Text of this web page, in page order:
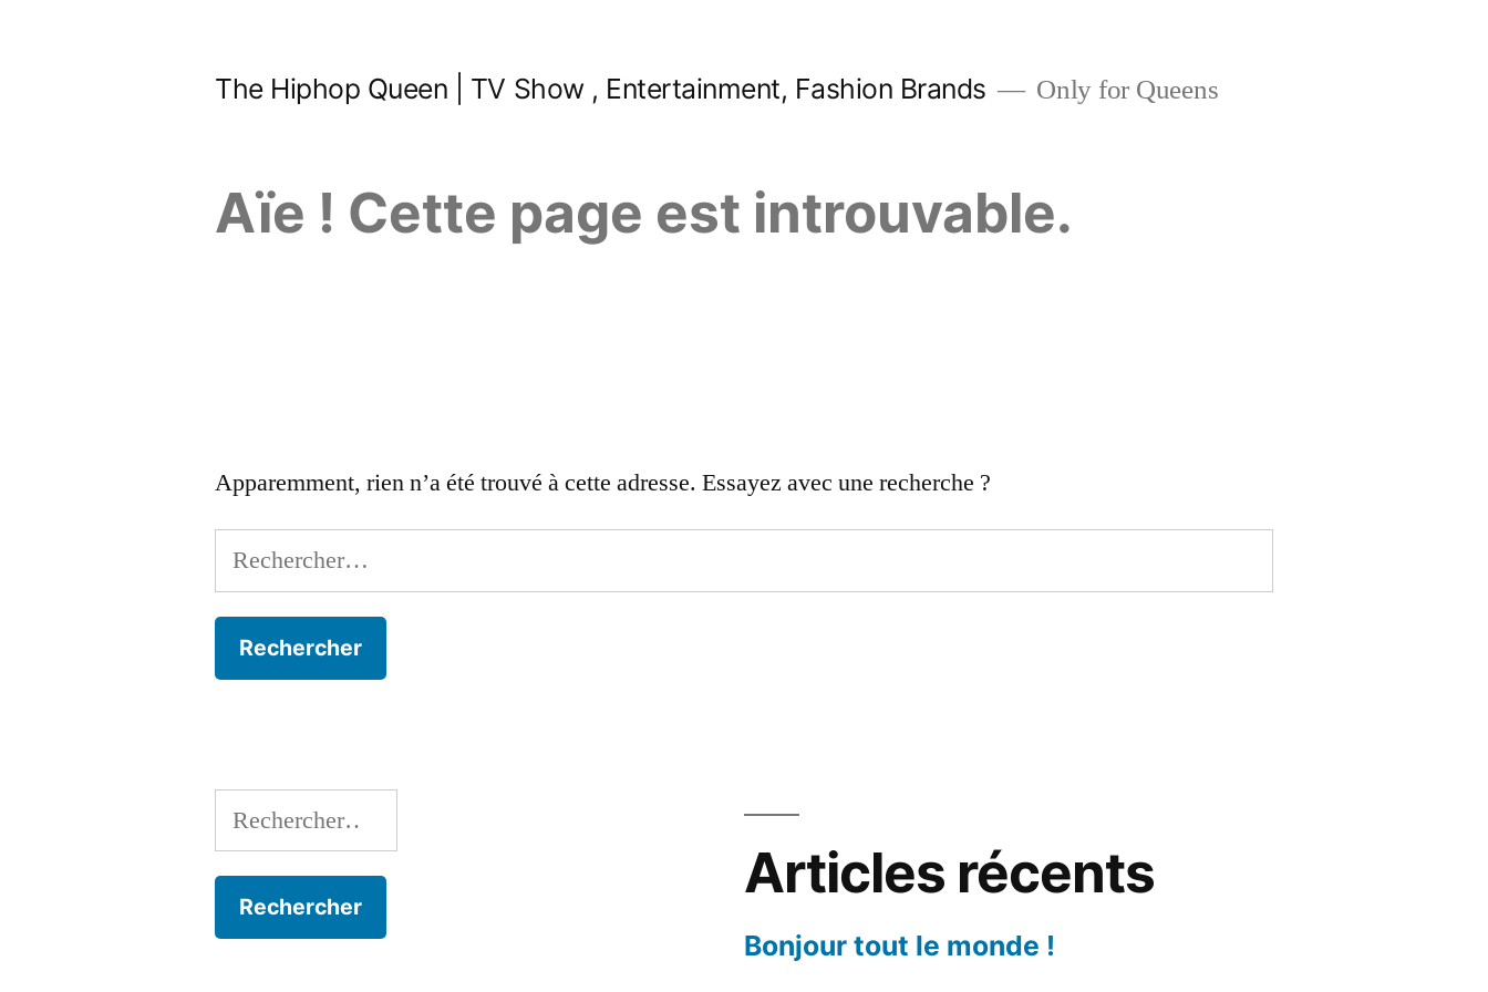
The Hiphop Queen | TV Show , Entertainment, Fashion Brands Only for Queens
Aïe ! Cette page est introuvable.
Apparemment, rien n’a été trouvé à cette adresse. Essayez avec une recherche ?
Rechercher :
Rechercher :
Articles récents
Bonjour tout le monde !